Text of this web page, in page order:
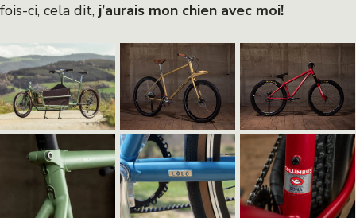
fois-ci, cela dit, j’aurais mon chien avec moi!